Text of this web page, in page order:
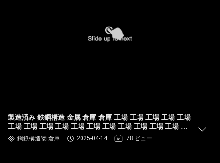
製造済み 鉄鋼構造 金属 倉庫 倉庫 工場 工場 工場 工場 工場
工場 工場 工場 工場 工場 工場 工場 工場 工場 工場 工場 工
場 工場 工場 工場 工場 工場 工場 工場 工場 工場 工場 工場
工場 工場 工場 工場 工場 工場 工場 工場 工場 工場 工場 工
場 工場 工場 工場 工場 工場 工場 工場 工場 工場 工場 工場
鋼鉄構造物 倉庫 2025-04-14 78 ビュー